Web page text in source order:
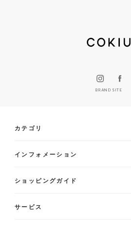
BRAND SITE
カテゴリ
インフォメーション
ショッピングガイド
サービス